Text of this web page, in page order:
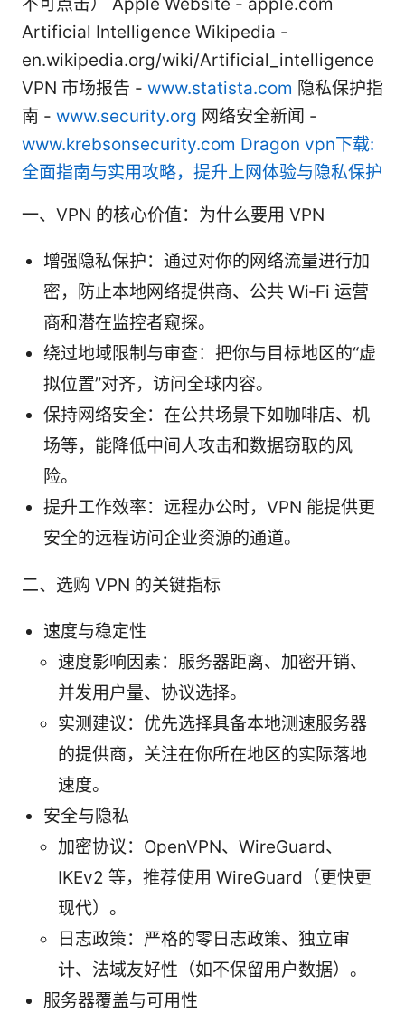
不可点击） Apple Website - apple.com
Artificial Intelligence Wikipedia -
en.wikipedia.org/wiki/Artificial_intelligence
VPN 市场报告 - www.statista.com 隐私保护指
南 - www.security.org 网络安全新闻 -
www.krebsonsecurity.com Dragon vpn下载:
全面指南与实用攻略，提升上网体验与隐私保护
一、VPN 的核心价值：为什么要用 VPN
增强隐私保护：通过对你的网络流量进行加
密，防止本地网络提供商、公共 Wi‑Fi 运营
商和潜在监控者窥探。
绕过地域限制与审查：把你与目标地区的“虚
拟位置”对齐，访问全球内容。
保持网络安全：在公共场景下如咖啡店、机
场等，能降低中间人攻击和数据窃取的风
险。
提升工作效率：远程办公时，VPN 能提供更
安全的远程访问企业资源的通道。
二、选购 VPN 的关键指标
速度与稳定性
速度影响因素：服务器距离、加密开销、
并发用户量、协议选择。
实测建议：优先选择具备本地测速服务器
的提供商，关注在你所在地区的实际落地
速度。
安全与隐私
加密协议：OpenVPN、WireGuard、
IKEv2 等，推荐使用 WireGuard（更快更
现代）。
日志政策：严格的零日志政策、独立审
计、法域友好性（如不保留用户数据）。
服务器覆盖与可用性